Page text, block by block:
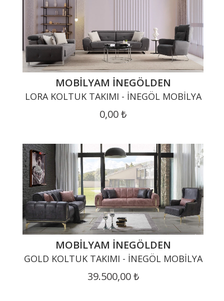
MOBILYAM İNEGÖLDEN
LORA KOLTUK TAKIMI - İNEGÖL MOBILYA
0,00 ₺
MOBILYAM İNEGÖLDEN
GOLD KOLTUK TAKIMI - İNEGÖL MOBILYA
39.500,00 ₺